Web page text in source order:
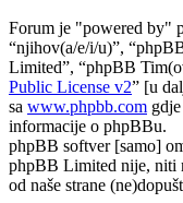
Forum je "powered by"
“njihov(a/e/i/u)”,
Limited”, “phpBB
Public License v2” [u
sa www.phpbb.com
informacije o phpBBu.
phpBB softver [samo]
phpBB Limited nije, niti
od naše strane